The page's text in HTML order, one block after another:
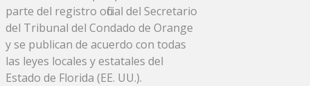
parte del registro oficial del Secretario
del Tribunal del Condado de Orange
y se publican de acuerdo con todas
las leyes locales y estatales del
Estado de Florida (EE. UU.).